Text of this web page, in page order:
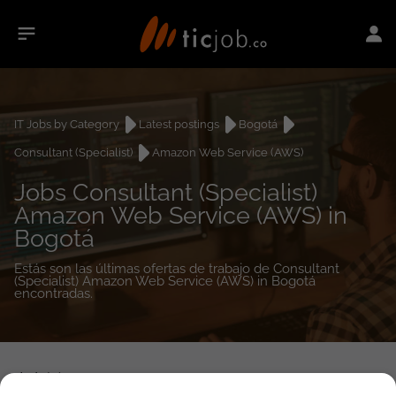
IT Jobs by Category Latest postings
Bogotá
Consultant (Specialist)
Amazon Web Service (AWS)
Jobs Consultant (Specialist)
Amazon Web Service (AWS) in
Bogotá
Estás son las últimas ofertas de trabajo de Consultant
(Specialist) Amazon Web Service (AWS) in Bogotá
encontradas.
1job(s)